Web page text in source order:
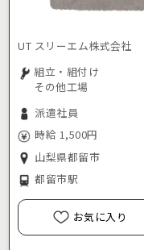
UT スリーエム株式会社
組立・組付け
その他工場
派遣社員
時給 1,500円
山梨県都留市
都留市駅
お気に入り